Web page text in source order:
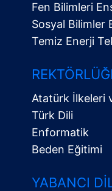
Menü
Fen Bilimleri
Sosyal Bilimler
Temiz Enerji
Atatürk İlkeleri
Türk Dili
Enformatik
Beden Eğitimi
YABANCI